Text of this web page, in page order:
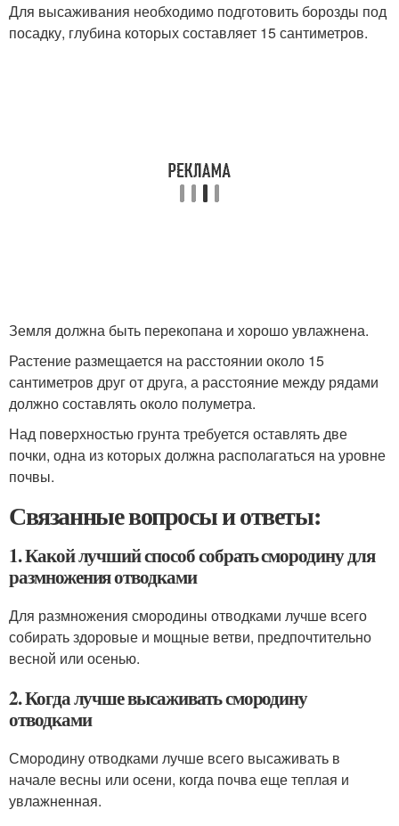
Для высаживания необходимо подготовить борозды под
посадку, глубина которых составляет 15 сантиметров.
Земля должна быть перекопана и хорошо увлажнена.
Растение размещается на расстоянии около 15
сантиметров друг от друга, а расстояние между рядами
должно составлять около полуметра.
Над поверхностью грунта требуется оставлять две
почки, одна из которых должна располагаться на уровне
почвы.
Связанные вопросы и ответы:
1. Какой лучший способ собрать смородину для
размножения отводками
Для размножения смородины отводками лучше всего
собирать здоровые и мощные ветви, предпочтительно
весной или осенью.
2. Когда лучше высаживать смородину
отводками
Смородину отводками лучше всего высаживать в
начале весны или осени, когда почва еще теплая и
увлажненная.